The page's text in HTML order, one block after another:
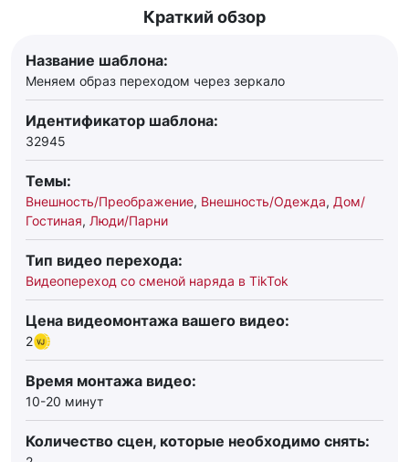
Краткий обзор
Название шаблона:
Меняем образ переходом через зеркало
Идентификатор шаблона:
32945
Темы:
Внешность/Преображение, Внешность/Одежда, Дом/
Гостиная, Люди/Парни
Тип видео перехода:
Видеопереход со сменой наряда в TikTok
Цена видеомонтажа вашего видео:
2
Время монтажа видео:
10-20 минут
Количество сцен, которые необходимо снять: